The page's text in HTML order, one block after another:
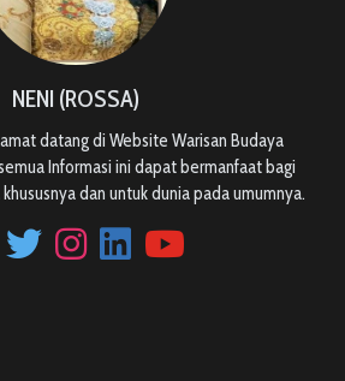
NENI (ROSSA)
datang di Website Warisan Budaya
Informasi ini dapat bermanfaat bagi
dan untuk dunia pada umumnya.